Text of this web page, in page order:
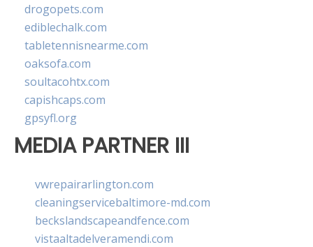
drogopets.com
ediblechalk.com
tabletennisnearme.com
oaksofa.com
soultacohtx.com
capishcaps.com
gpsyfl.org
MEDIA PARTNER III
vwrepairarlington.com
cleaningservicebaltimore-md.com
beckslandscapeandfence.com
vistaaltadelveramendi.com